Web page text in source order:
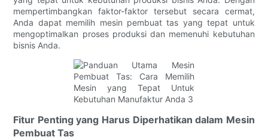
mempertimbangkan faktor-faktor tersebut secara cermat,
Anda dapat memilih mesin pembuat tas yang tepat untuk
mengoptimalkan proses produksi dan memenuhi kebutuhan
bisnis Anda.
Fitur Penting yang Harus Diperhatikan dalam Mesin
Pembuat Tas